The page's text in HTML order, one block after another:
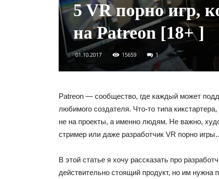
5 VR порно игр,
на Patreon [18+ ]
01.10.2017 15659 1
Patreon — сообщество, где каждый может
любимого создателя. Что-то типа
не на проекты, а именно людям. Не важно,
стример или даже разработчик VR порно
В этой статье я хочу рассказать про
действительно стоящий продукт, но им нужна